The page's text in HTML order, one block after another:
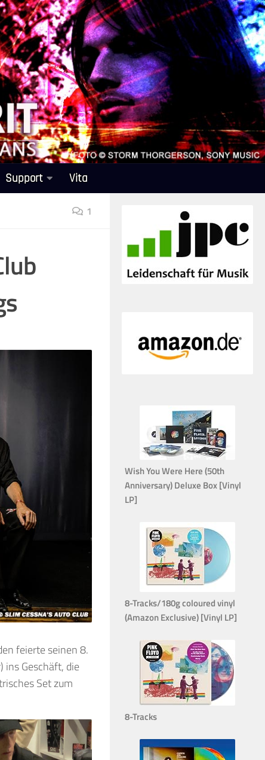
Support Vita
1
feierte seinen 8.
ins Geschäft, die
Set zum
Wish You Were Here (50th
Anniversary) Deluxe Box [Vinyl
LP]
8-Tracks/180g coloured vinyl
(Amazon Exclusive) [Vinyl LP]
8-Tracks